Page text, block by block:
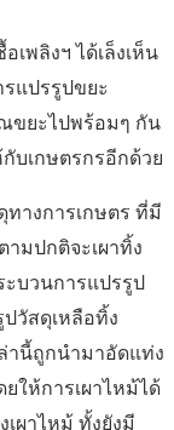
เพลิงฯ ได้เล็งเห็น
แปรรูปขยะ
ขยะไปพร้อมๆ กัน
บเกษตรกรอีกด้วย
างการเกษตร ที่มี
มปกติจะเผาทิ้ง
บวนการแปรรูป
วัสดุเหลือทิ้ง
านี้ถูกนำมาอัดแท่ง
ให้การเผาไหม้ได้
ผาไหม้ ทั้งยังมี